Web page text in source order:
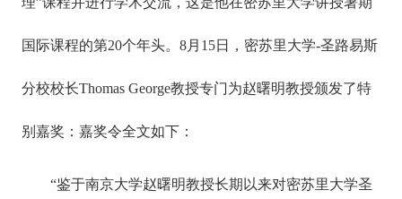
国际课程的第20个年头。8月15日，密苏里大学-圣路易斯
分校校长Thomas George教授专门为赵曙明教授颁发了特
别嘉奖：嘉奖令全文如下：
“鉴于南京大学赵曙明教授长期以来对密苏里大学圣